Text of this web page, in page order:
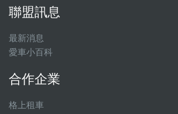
聯盟訊息
最新消息
愛車小百科
合作企業
格上租車